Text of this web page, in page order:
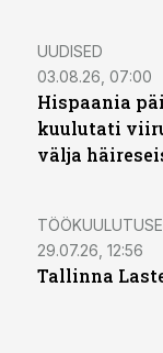
UUDISED
03.08.26, 07:00
Hispaania
kuulutati
välja
ST
29.07.26, 12:56
Tallinna